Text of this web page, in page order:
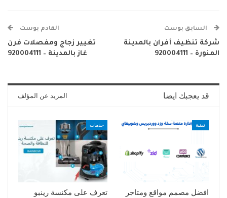
السابق بوست
شركة تنظيف أفران بالمدينة
المنورة – 920004111
القادم بوست
تغيير زجاج ومفصلات فرن
غاز بالمدينة – 920004111
قد يعجبك ايضا المزيد عن المؤلف
تقنية
افضل مصمم مواقع ومتاجر
خدمات
تعرف على مكنسة رينبو